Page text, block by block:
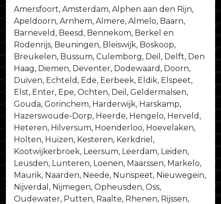
Amersfoort, Amsterdam, Alphen aan den Rijn,
Apeldoorn, Arnhem, Almere, Almelo, Baarn,
Barneveld, Beesd, Bennekom, Berkel en
Rodenrijs, Beuningen, Bleiswijk, Boskoop,
Breukelen, Bussum, Culemborg, Deil, Delft, Den
Haag, Diemen, Deventer, Dodewaard, Doorn,
Duiven, Echteld, Ede, Eerbeek, Eldik, Elspeet,
Elst, Enter, Epe, Ochten, Deil, Geldermalsen,
Gouda, Gorinchem, Harderwijk, Harskamp,
Hazerswoude-Dorp, Heerde, Hengelo, Herveld,
Heteren, Hilversum, Hoenderloo, Hoevelaken,
Holten, Huizen, Kesteren, Kerkdriel,
Kootwijkerbroek, Leersum, Leerdam, Leiden,
Leusden, Lunteren, Loenen, Maarssen, Markelo,
Maurik, Naarden, Neede, Nunspeet, Nieuwegein,
Nijverdal, Nijmegen, Opheusden, Oss,
Oudewater, Putten, Raalte, Rhenen, Rijssen,